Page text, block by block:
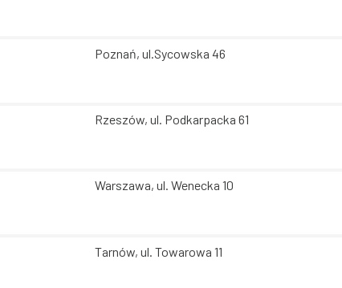
Poznań, ul.Sycowska 46
Rzeszów, ul. Podkarpacka 61
Warszawa, ul. Wenecka 10
Tarnów, ul. Towarowa 11